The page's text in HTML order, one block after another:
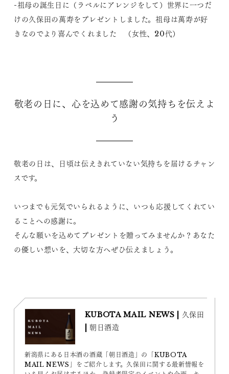
-祖母の誕生日に（ラベルにアレンジをして）世界に一つだ
けの久保田の萬寿をプレゼントしました。祖母は萬寿が好
きなのでより喜んでくれました （女性、20代）
敬老の日に、心を込めて感謝の気持ちを伝えよ
う
敬老の日は、日頃は伝えきれていない気持ちを届けるチャン
スです。
いつまでも元気でいられるように、いつも応援してくれてい
ることへの感謝に。
そんな願いを込めてプレゼントを贈ってみませんか？あなた
の優しい想いを、大切な方へぜひ伝えましょう。
KUBOTA MAIL NEWS | 久保田
| 朝日酒造
新潟県にある日本酒の酒蔵「朝日酒造」の「KUBOTA
MAIL NEWS」をご紹介します。久保田に関する最新情報を